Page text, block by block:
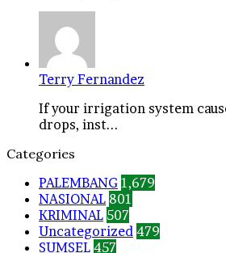
Terry Fernandez
If your irrigation system
drops, inst...
Categories
PALEMBANG 1,679
NASIONAL 801
KRIMINAL 507
Uncategorized 479
SUMSEL 457